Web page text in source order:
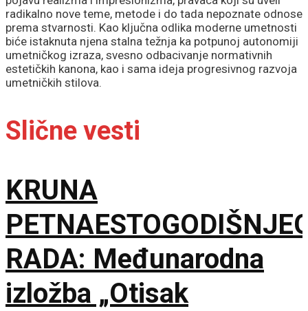
radikalno nove teme, metode i do tada nepoznate odnose
prema stvarnosti. Kao ključna odlika moderne umetnosti
biće istaknuta njena stalna težnja ka potpunoj autonomiji
umetničkog izraza, svesno odbacivanje normativnih
estetičkih kanona, kao i sama ideja progresivnog razvoja
umetničkih stilova.
Slične vesti
KRUNA
RADA: Međunarodna
izložba „Otisak